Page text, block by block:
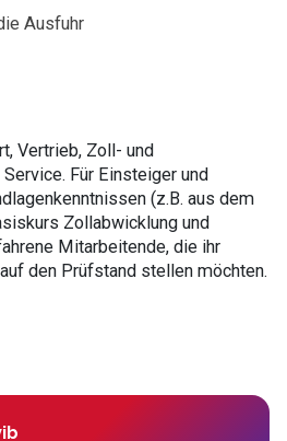
Ausfuhr
Vertrieb, Zoll- und
Für Einsteiger und
(z.B. aus dem
Zollabwicklung und
Mitarbeitende, die ihr
den Prüfstand stellen möchten.